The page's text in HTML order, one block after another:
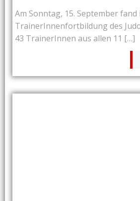
Am Sonntag, 15. September fand
TrainerInnenfortbildung des
43 TrainerInnen aus allen 11 […]